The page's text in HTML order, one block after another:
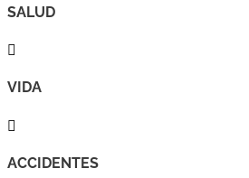
SALUD

VIDA

ACCIDENTES